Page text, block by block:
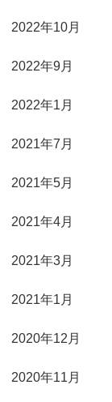
2022年10月
2022年9月
2022年1月
2021年7月
2021年5月
2021年4月
2021年3月
2021年1月
2020年12月
2020年11月